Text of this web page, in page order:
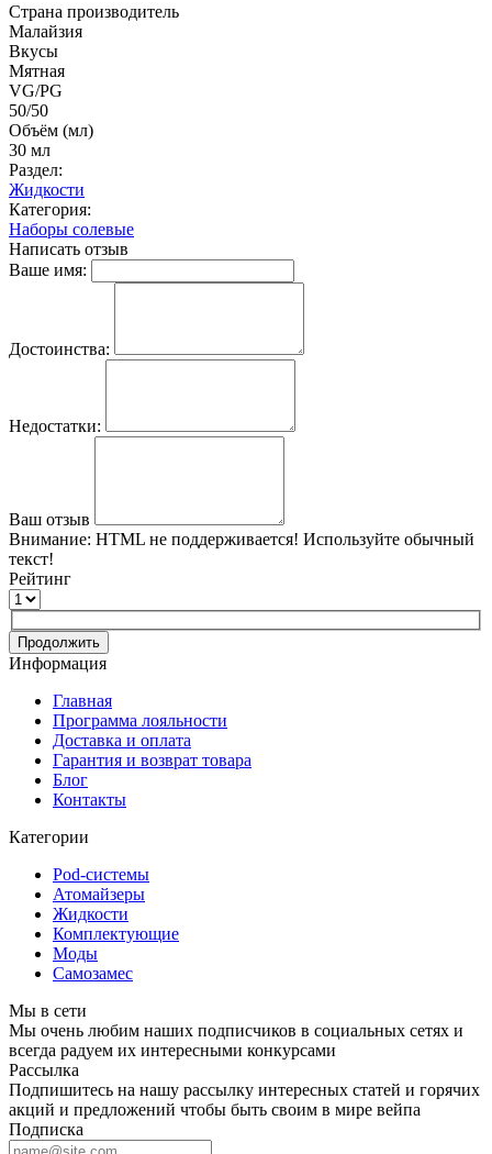
Страна производитель
Малайзия
Вкусы
Мятная
VG/PG
50/50
Объём (мл)
30 мл
Раздел:
Жидкости
Категория:
Наборы солевые
Написать отзыв
Ваше имя:
Достоинства:
Недостатки:
Ваш отзыв
Внимание: HTML не поддерживается! Используйте обычный
текст!
Рейтинг
Продолжить
Информация
Главная
Программа лояльности
Доставка и оплата
Гарантия и возврат товара
Блог
Контакты
Категории
Pod-системы
Атомайзеры
Жидкости
Комплектующие
Моды
Самозамес
Мы в сети
Мы очень любим наших подписчиков в социальных сетях и
всегда радуем их интересными конкурсами
Рассылка
Подпишитесь на нашу рассылку интересных статей и горячих
акций и предложений чтобы быть своим в мире вейпа
Подписка